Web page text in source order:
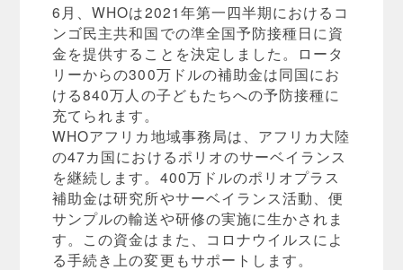
6月、WHOは2021年第一四半期におけるコ
ンゴ民主共和国での準全国予防接種日に資
金を提供することを決定しました。ロータ
リーからの300万ドルの補助金は同国にお
ける840万人の子どもたちへの予防接種に
充てられます。
WHOアフリカ地域事務局は、アフリカ大陸
の47カ国におけるポリオのサーベイランス
を継続します。400万ドルのポリオプラス
補助金は研究所やサーベイランス活動、便
サンプルの輸送や研修の実施に生かされま
す。この資金はまた、コロナウイルスによ
る手続き上の変更もサポートします。